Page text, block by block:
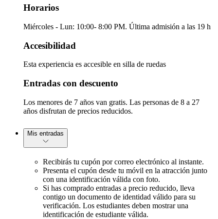
Horarios
Miércoles - Lun: 10:00- 8:00 PM. Última admisión a las 19 h
Accesibilidad
Esta experiencia es accesible en silla de ruedas
Entradas con descuento
Los menores de 7 años van gratis. Las personas de 8 a 27
años disfrutan de precios reducidos.
Mis entradas
Recibirás tu cupón por correo electrónico al instante.
Presenta el cupón desde tu móvil en la atracción junto
con una identificación válida con foto.
Si has comprado entradas a precio reducido, lleva
contigo un documento de identidad válido para su
verificación. Los estudiantes deben mostrar una
identificación de estudiante válida.